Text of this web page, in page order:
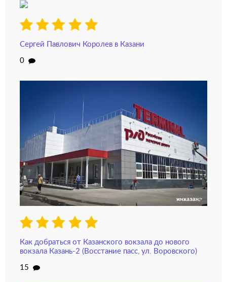
Сергей Павлович Королев в Казани
0
Как добраться от Казанского вокзала до нового
вокзала Казань-2 (Восстание пасс, ул. Воровского)
15